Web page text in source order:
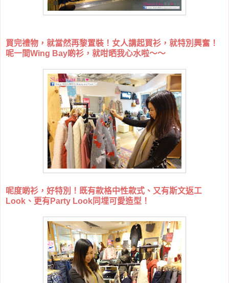
買完禮物，就當然再黎置裝！女人講起買衫，就特別興奮！
呢一間Wing Bay啲衫，就咁晒我心水啦～～
呢度啲衫，好特別！既有款格中性款式、又有斯文返工
Look、更有Party Look同埋可愛造型！